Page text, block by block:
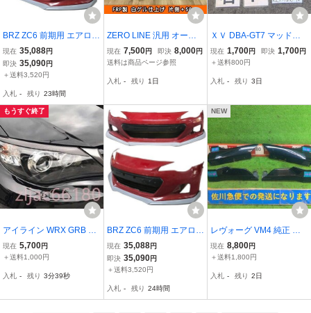
BRZ ZC6 前期用 エアロ
フロント スポイラー サイ
ド ステップ リアマッドガ
ード FRP製 簡単取り付け
現在 35,088円
即決 35,090円
＋送料3,520円
入札 - 残り 23時間
ZERO LINE 汎用 オーバ
ーフェンダー タイプ1 4枚
50mm FRP製 AX7 AX9 C
C8 GDB GRB GVB GRF
STI
現在 7,500円 即決 8,000円
送料は商品ページ参照
入札 - 残り 1日
ＸＶ DBA-GT7 マッドガ
ード(セット) 同梱不可 即
決品
現在 1,700円 即決 1,700円
＋送料800円
入札 - 残り 3日
もうすぐ終了
アイライン WRX GRB GV
B インプレッサ エアロ カ
スタム GE GH STI ハッチ
E ヘッドライ
現在 5,700円
＋送料1,000円
入札 - 残り 3分38秒
BRZ ZC6 前期用 エアロ
フロント スポイラー サイ
ド ステップ リアマッドガ
ード FRP製 簡単取り付け
現在 35,088円
即決 35,090円
＋送料3,520円
入札 - 残り 24時間
NEW
レヴォーグ VM4 純正 エ
アロスプラッシュ マッド
ガード 泥除け 1台分 4点
り
現在 8,800円
＋送料1,800円
入札 - 残り 2日